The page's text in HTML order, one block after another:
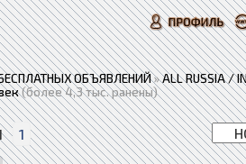
ОБЪЯВЛЕНИЙ»ALL RUSSIA /
(более 4,3 тыс. ранены)
1